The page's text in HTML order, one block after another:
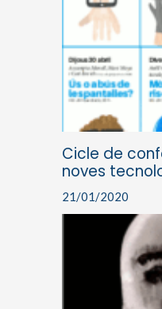
Cicle de
noves
21/01/2020